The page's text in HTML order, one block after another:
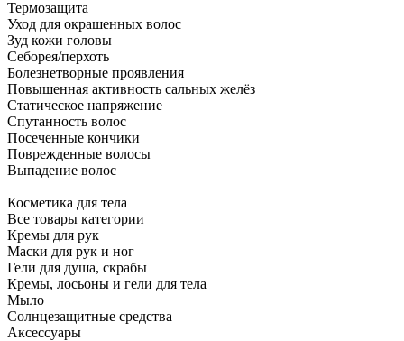
Термозащита
Уход для окрашенных волос
Зуд кожи головы
Себорея/перхоть
Болезнетворные проявления
Повышенная активность сальных желёз
Статическое напряжение
Спутанность волос
Посеченные кончики
Поврежденные волосы
Выпадение волос
Косметика для тела
Все товары категории
Кремы для рук
Маски для рук и ног
Гели для душа, скрабы
Кремы, лосьоны и гели для тела
Мыло
Солнцезащитные средства
Аксессуары